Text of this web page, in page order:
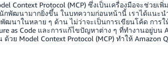
Context Protocol (MCP) ซึ่งเป็นเครื่องมือจะช่วยเ
กพัฒนามากยิ่งขึ้น ในบทความก่อนหน้านี้ เราได้แนะน
ฒนาในหลาย ๆ ด้าน ไม่ว่าจะเป็นการเขียนโค้ด การ
as Code และการแก้ไขปัญหาต่าง ๆ ที่ทำงานอยู่บน
วย Model Context Protocol (MCP) ทำให้ Amazon